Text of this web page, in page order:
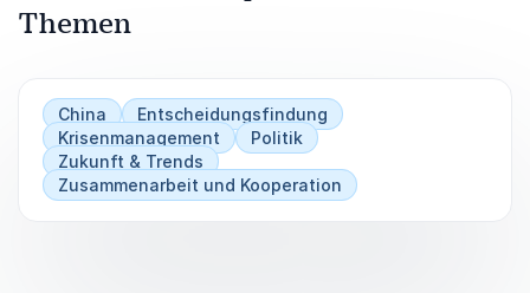
Themen
China
Entscheidungsfindung
Krisenmanagement
Politik
Zukunft & Trends
Zusammenarbeit und Kooperation